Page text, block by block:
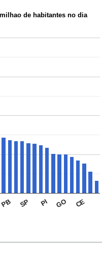
de habitantes no dia
PB SP PI GO CE